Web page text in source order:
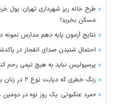
طرح خانه ریز شهرداری تهران؛ پول
مسکن بخرید!
نتایج آزمون پایه دهم مدارس نمونه
احتمال شنیدن صدای انفجار در
پرسپولیس نباید به هیچ تیمی رحم
زنگ خطری که دیابت نوع ۲ در زنان به صدا در می‌آورد
«مرد عنکبوتی: یک روز نو» در